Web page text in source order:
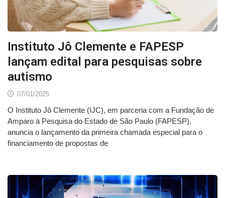
Instituto Jô Clemente e FAPESP
lançam edital para pesquisas sobre
autismo
07/01/2025
O Instituto Jô Clemente (IJC), em parceria com a Fundação de
Amparo à Pesquisa do Estado de São Paulo (FAPESP),
anuncia o lançamento da primeira chamada especial para o
financiamento de propostas de